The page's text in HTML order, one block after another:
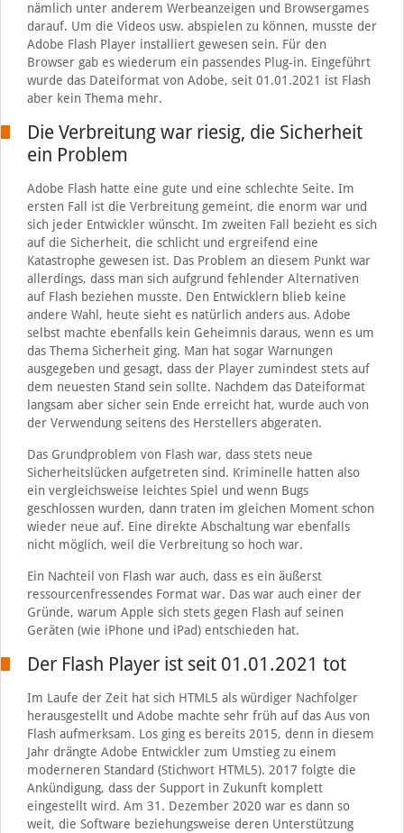
nämlich unter anderem Werbeanzeigen und Browsergames
darauf. Um die Videos usw. abspielen zu können, musste der
Adobe Flash Player installiert gewesen sein. Für den
Browser gab es wiederum ein passendes Plug-in. Eingeführt
wurde das Dateiformat von Adobe, seit 01.01.2021 ist Flash
aber kein Thema mehr.
Die Verbreitung war riesig, die Sicherheit
ein Problem
Adobe Flash hatte eine gute und eine schlechte Seite. Im
ersten Fall ist die Verbreitung gemeint, die enorm war und
sich jeder Entwickler wünscht. Im zweiten Fall bezieht es sich
auf die Sicherheit, die schlicht und ergreifend eine
Katastrophe gewesen ist. Das Problem an diesem Punkt war
allerdings, dass man sich aufgrund fehlender Alternativen
auf Flash beziehen musste. Den Entwicklern blieb keine
andere Wahl, heute sieht es natürlich anders aus. Adobe
selbst machte ebenfalls kein Geheimnis daraus, wenn es um
das Thema Sicherheit ging. Man hat sogar Warnungen
ausgegeben und gesagt, dass der Player zumindest stets auf
dem neuesten Stand sein sollte. Nachdem das Dateiformat
langsam aber sicher sein Ende erreicht hat, wurde auch von
der Verwendung seitens des Herstellers abgeraten.
Das Grundproblem von Flash war, dass stets neue
Sicherheitslücken aufgetreten sind. Kriminelle hatten also
ein vergleichsweise leichtes Spiel und wenn Bugs
geschlossen wurden, dann traten im gleichen Moment schon
wieder neue auf. Eine direkte Abschaltung war ebenfalls
nicht möglich, weil die Verbreitung so hoch war.
Ein Nachteil von Flash war auch, dass es ein äußerst
ressourcenfressendes Format war. Das war auch einer der
Gründe, warum Apple sich stets gegen Flash auf seinen
Geräten (wie iPhone und iPad) entschieden hat.
Der Flash Player ist seit 01.01.2021 tot
Im Laufe der Zeit hat sich HTML5 als würdiger Nachfolger
herausgestellt und Adobe machte sehr früh auf das Aus von
Flash aufmerksam. Los ging es bereits 2015, denn in diesem
Jahr drängte Adobe Entwickler zum Umstieg zu einem
moderneren Standard (Stichwort HTML5). 2017 folgte die
Ankündigung, dass der Support in Zukunft komplett
eingestellt wird. Am 31. Dezember 2020 war es dann so
weit, die Software beziehungsweise deren Unterstützung